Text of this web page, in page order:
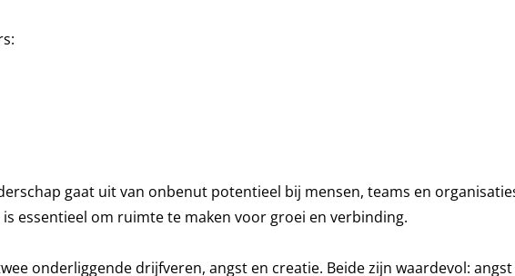
gaat uit van onbenut potentieel bij mensen, teams en
essentieel om ruimte te maken voor groei en verbinding.
onderliggende drijfveren, angst en creatie. Beide zijn waardevol: